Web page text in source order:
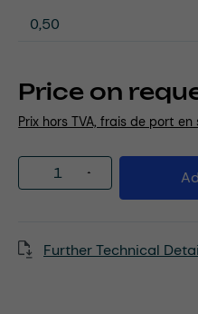
Price on
Prix hors TVA, frais de port en
Product
Further Technical